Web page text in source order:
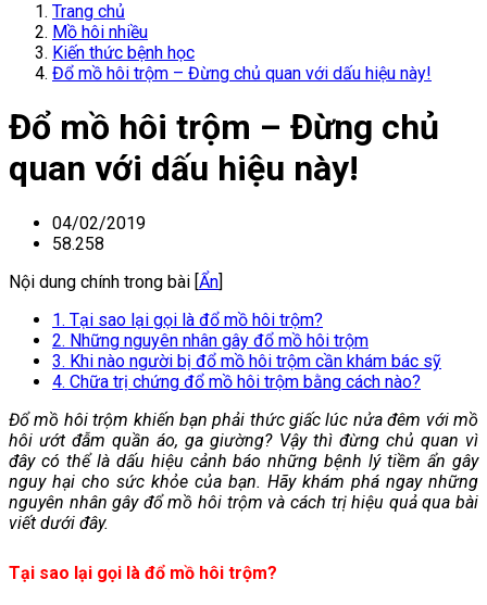
Trang chủ
Mồ hôi nhiều
Kiến thức bệnh học
Đổ mồ hôi trộm – Đừng chủ quan với dấu hiệu này!
Đổ mồ hôi trộm – Đừng chủ
quan với dấu hiệu này!
04/02/2019
58.258
Nội dung chính trong bài [Ẩn]
1. Tại sao lại gọi là đổ mồ hôi trộm?
2. Những nguyên nhân gây đổ mồ hôi trộm
3. Khi nào người bị đổ mồ hôi trộm cần khám bác sỹ
4. Chữa trị chứng đổ mồ hôi trộm bằng cách nào?
Đổ mồ hôi trộm khiến bạn phải thức giấc lúc nửa đêm với mồ
hôi ướt đẫm quần áo, ga giường? Vậy thì đừng chủ quan vì
đây có thể là dấu hiệu cảnh báo những bệnh lý tiềm ẩn gây
nguy hại cho sức khỏe của bạn. Hãy khám phá ngay những
nguyên nhân gây đổ mồ hôi trộm và cách trị hiệu quả qua bài
viết dưới đây.
Tại sao lại gọi là đổ mồ hôi trộm?